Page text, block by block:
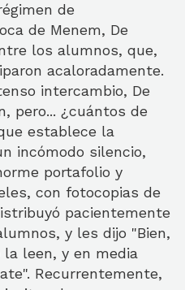
de
de Menem, De
los alumnos, que,
acaloradamente.
intercambio, De
pero... ¿cuántos de
establece la
incómodo silencio,
portafolio y
con fotocopias de
pacientemente
y les dijo "Bien,
leen, y en media
Recurrentemente,